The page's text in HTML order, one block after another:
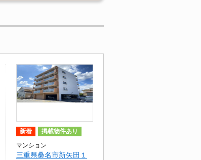
新着 掲載物件あり
マンション
三重県桑名市新矢田１